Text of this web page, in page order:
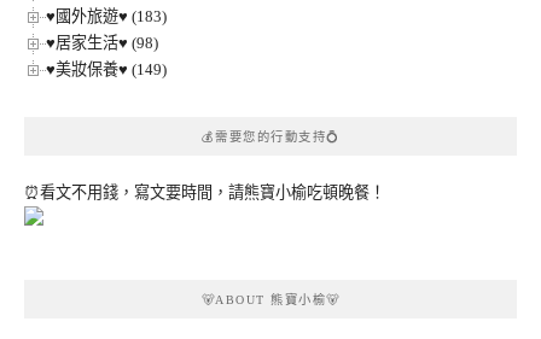
♥國外旅遊♥ (183)
♥居家生活♥ (98)
♥美妝保養♥ (149)
💰需要您的行動支持💍
⏰看文不用錢，寫文要時間，請熊寶小榆吃頓晚餐！
🐻ABOUT 熊寶小榆🐻